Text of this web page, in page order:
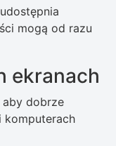
mogą od razu
ekranach
aby dobrze
komputerach